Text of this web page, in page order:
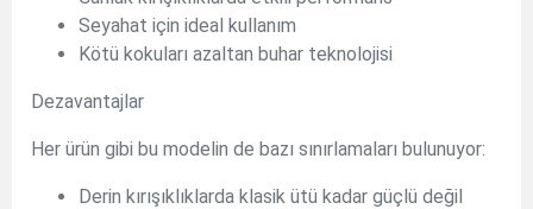
Seyahat için ideal kullanım
Kötü kokuları azaltan buhar teknolojisi
Dezavantajlar
Her ürün gibi bu modelin de bazı sınırlamaları bulunuyor:
Derin kırışıklıklarda klasik ütü kadar güçlü değil